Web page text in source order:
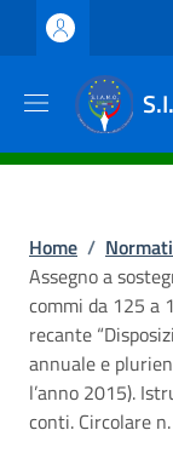
Salta al contenuto
Skip to footer content
Briciole
Home /
Assegno a
commi da 125 a
recante
annuale e
l’anno 2015).
conti. Circolare